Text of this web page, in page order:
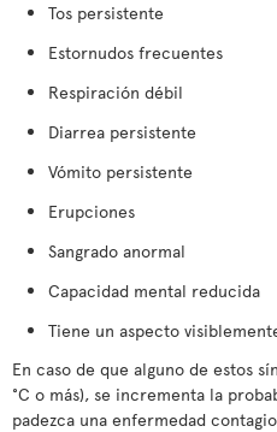
Tos persistente
Estornudos frecuentes
Respiración débil
Diarrea persistente
Vómito persistente
Erupciones
Sangrado anormal
Capacidad mental reducida
Tiene un aspecto
En caso de que alguno de estos
°C o más), se incrementa la
padezca una enfermedad